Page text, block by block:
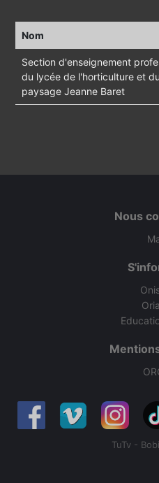
Nom
Section d'enseignement
du lycée de l'horticulture et du
paysage Jeanne Baret
Nous
TuTv -